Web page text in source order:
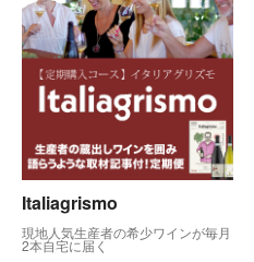
Italiagrismo
現地人気生産者の希少ワインが毎月
2本自宅に届く